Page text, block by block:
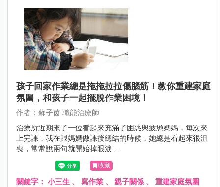
孩子回家作業總是拖拖拉拉傷腦筋！教你重建家庭
氛圍，和孩子一起擺脫作業困境！
作者：蘇子茵 職能治療師
治療所近期來了一位看起來充滿了困惑與疲憊媽媽，每次來
上完課，我在跟媽媽做課後總結的時候，她總是看起來很沮
喪，常常說兩句就開始掉眼淚……
收藏
關鍵字： 小三生 、 寫作業 、 親子關係 、 重建家庭氛圍